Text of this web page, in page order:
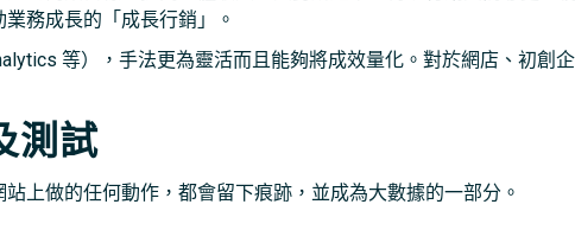
務成長的「成長行銷」。
等），手法更為靈活而且能夠將成效量化。對於網店、初創
測試
上做的任何動作，都會留下痕跡，並成為大數據的一部分。